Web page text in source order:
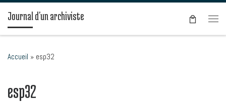
Passer au contenu
Journal d'un archiviste
Accueil » esp32
esp32